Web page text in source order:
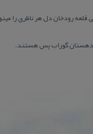
قلعه رودخان دل هر ناظری را
دهستان گوراب پس هستند.